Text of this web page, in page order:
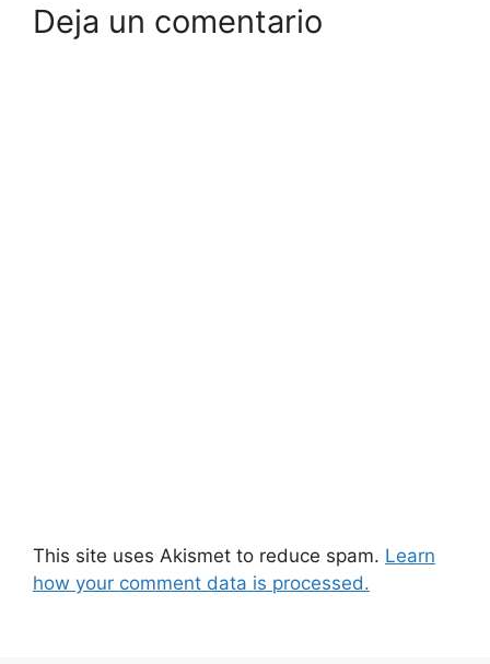
Deja un comentario
This site uses Akismet to reduce spam. Learn
how your comment data is processed.